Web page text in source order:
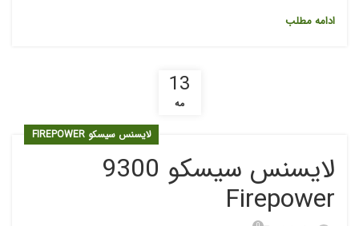
ادامه مطلب
13
مه
لایسنس سیسکو FIREPOWER
لایسنس سیسکو 9300
Firepower